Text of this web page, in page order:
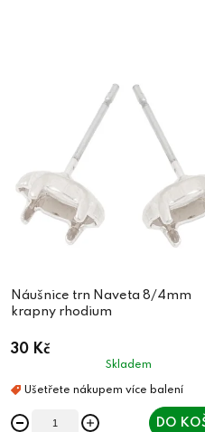
Náušnice trn Naveta 8/4mm
krapny rhodium
30 Kč
Skladem
DO